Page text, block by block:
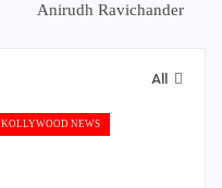
Anirudh Ravichander
All
KOLLYWOOD NEWS